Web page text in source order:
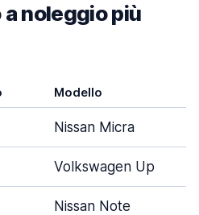
a noleggio più
Modello
Nissan Micra
Volkswagen Up
Nissan Note